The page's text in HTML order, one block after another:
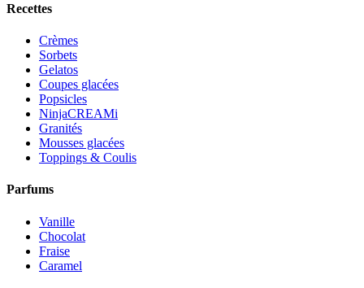
Recettes
Crèmes
Sorbets
Gelatos
Coupes glacées
Popsicles
NinjaCREAMi
Granités
Mousses glacées
Toppings & Coulis
Parfums
Vanille
Chocolat
Fraise
Caramel